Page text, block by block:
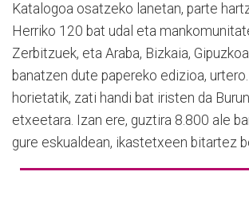
Katalogoa osatzeko lanetan, parte
Herriko 120 bat udal eta
Zerbitzuek, eta Araba, Bizkaia,
banatzen dute papereko edizioa,
horietatik, zati handi bat iristen da
etxeetara. Izan ere, guztira 8.800 ale
gure eskualdean, ikastetxeen bitartez